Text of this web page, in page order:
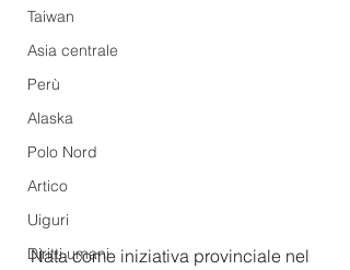
Taiwan
Asia centrale
Perù
Alaska
Polo Nord
Artico
Uiguri
Diritti umani
Nata come iniziativa provinciale nel